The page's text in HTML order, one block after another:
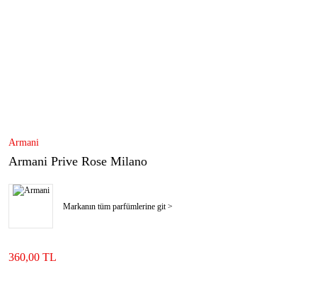
Armani
Armani Prive Rose Milano
Markanın tüm parfümlerine git >
360,00 TL